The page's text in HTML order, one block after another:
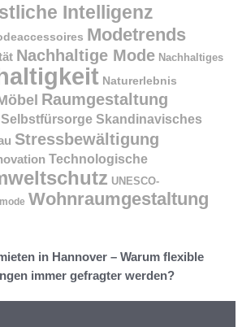
Intelligenz
Modetrends
Nachhaltige Mode Nachhaltiges
Naturerlebnis
Raumgestaltung
Selbstfürsorge Skandinavisches
Stressbewältigung
Technologische
UNESCO-
Wohnraumgestaltung
in Hannover – Warum flexible
immer gefragter werden?